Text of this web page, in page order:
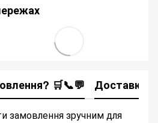
🛒📞💬 Доставка
замовлення зручним для